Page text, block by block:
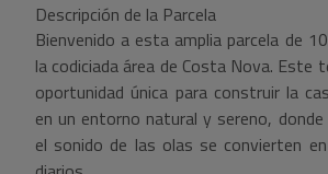
Descripción de la Parcela
Bienvenido a esta amplia parcela de
la codiciada área de Costa Nova. Este
oportunidad única para construir la
en un entorno natural y sereno,
el sonido de las olas se convierten